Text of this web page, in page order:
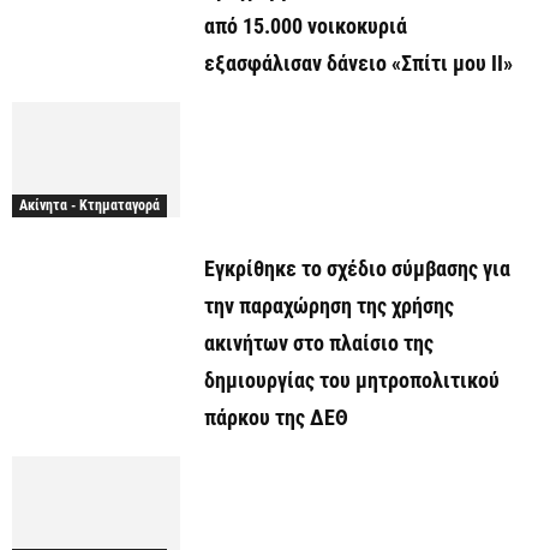
από 15.000 νοικοκυριά
εξασφάλισαν δάνειο «Σπίτι μου ΙΙ»
Ακίνητα - Κτηματαγορά
Εγκρίθηκε το σχέδιο σύμβασης για
την παραχώρηση της χρήσης
ακινήτων στο πλαίσιο της
δημιουργίας του μητροπολιτικού
πάρκου της ΔΕΘ